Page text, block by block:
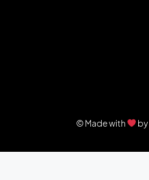
© Made with by